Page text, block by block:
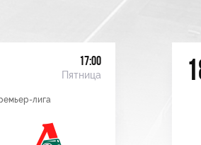
17:00
Пятница
лига